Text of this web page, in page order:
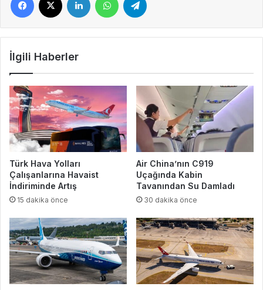
İlgili Haberler
Türk Hava Yolları
Çalışanlarına Havaist
İndiriminde Artış
15 dakika önce
Air China’nın C919
Uçağında Kabin
Tavanından Su Damladı
30 dakika önce